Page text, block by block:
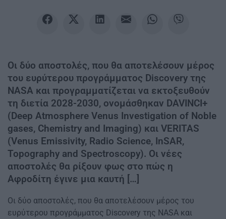
Οι δύο αποστολές, που θα αποτελέσουν μέρος
του ευρύτερου προγράμματος Discovery της
NASA και προγραμματίζεται να εκτοξευθούν
τη διετία 2028-2030, ονομάσθηκαν DAVINCI+
(Deep Atmosphere Venus Investigation of Noble
gases, Chemistry and Imaging) και VERITAS
(Venus Emissivity, Radio Science, InSAR,
Topography and Spectroscopy). Οι νέες
αποστολές θα ρίξουν φως στο πώς η
Αφροδίτη έγινε μια καυτή […]
Οι δύο αποστολές, που θα αποτελέσουν μέρος του
ευρύτερου προγράμματος Discovery της NASA και